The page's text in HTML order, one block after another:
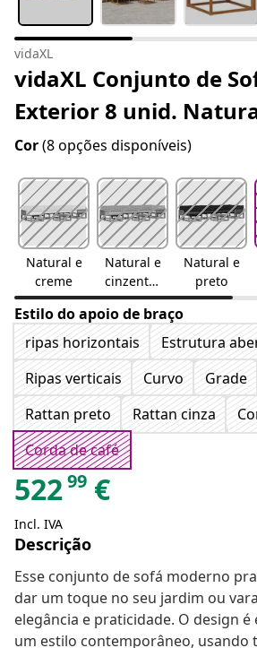
vidaXL
vidaXL Conjunto de
Exterior 8 unid.
Cor(8 opções disponíveis)
Natural e
creme
Natural e
cinzento-
claro
Natural e
preto
Estilo do apoio de braço
ripas horizontais
Estrutura
Ripas verticais
Curvo Grade
Rattan preto
Rattan cinza
Corda de café
52299 €
Incl. IVA
Descrição
Esse conjunto de sofá moderno
dar um toque no seu jardim ou
elegância e praticidade. O design
um estilo contemporâneo, usando